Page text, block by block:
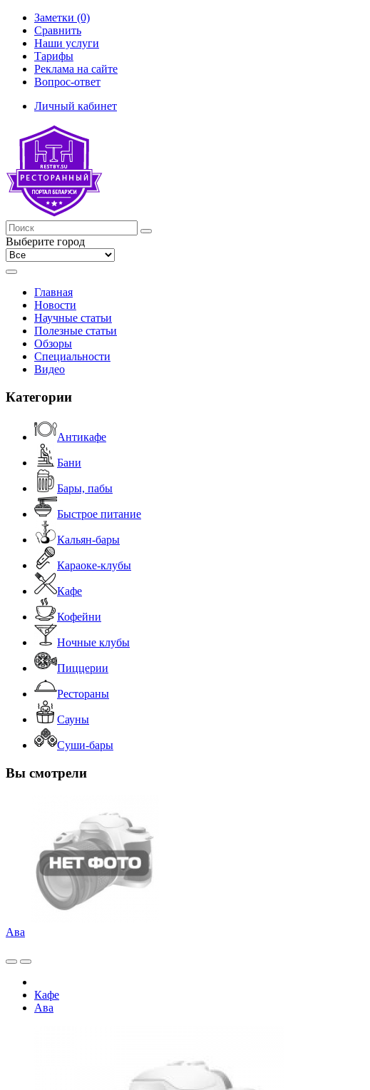
Заметки (0)
Сравнить
Наши услуги
Тарифы
Реклама на сайте
Вопрос-ответ
Личный кабинет
Выберите город
Главная
Новости
Научные статьи
Полезные статьи
Обзоры
Специальности
Видео
Категории
Антикафе
Бани
Бары, пабы
Быстрое питание
Кальян-бары
Караоке-клубы
Кафе
Кофейни
Ночные клубы
Пиццерии
Рестораны
Сауны
Суши-бары
Вы смотрели
Ава
Кафе
Ава